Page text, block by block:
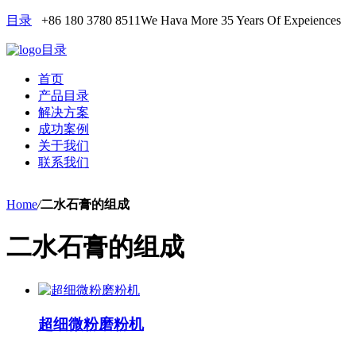
目录 +86 180 3780 8511We Hava More 35 Years Of Expeiences
目录
首页
产品目录
解决方案
成功案例
关于我们
联系我们
Home/二水石膏的组成
二水石膏的组成
超细微粉磨粉机